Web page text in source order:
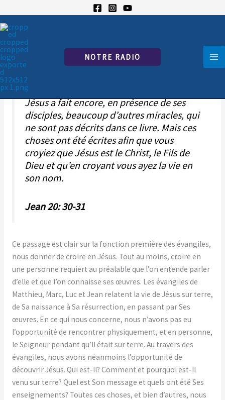
au
contenu
NOTRE RADIO
Lisons les Évangiles
/Nouvelles / Parjkj
Jésus a fait encore, en présence de ses
disciples, beaucoup d’autres miracles, qui
ne sont pas décrits dans ce livre. Mais ces
choses ont été écrites afin que vous
croyiez que Jésus est le Christ, le Fils de
Dieu et qu’en croyant vous ayez la vie en
son nom.
Jean 20: 30-31
Ce passage est clair sur la fonction première des évangiles,
nous donner de croire en Jésus. Tout au moins, croire en
une personne requiert au préalable que l’on entende parler
d’elle et que l’on connaisse ses œuvres. Les évangiles de
Matthieu, Marc, Luc et Jean relatent la vie de Jésus sur terre,
de Sa naissance à Sa résurrection, en passant par Ses
œuvres. En ce qui nous concerne, nous n’avons pas eu
l’opportunité de rencontrer physiquement, et en personne,
le Seigneur pendant qu’Il était sur terre. Au travers des
évangiles, nous avons néanmoins l’opportunité de
découvrir Jésus. Qui est-Il? Comment et pourquoi est-Il
venu sur terre? Quel est Son message et quels ont été Ses
enseignements? Toutes ces choses, et bien d’autres, nous